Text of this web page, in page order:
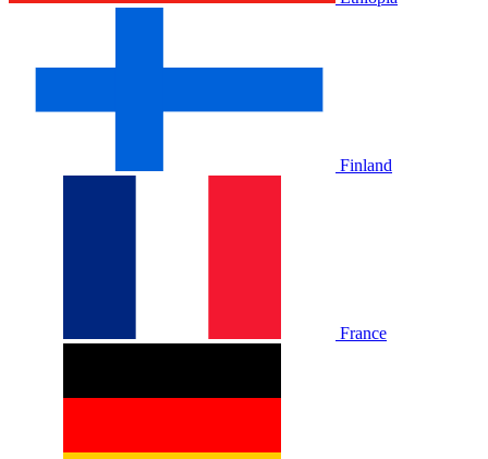
Finland
France